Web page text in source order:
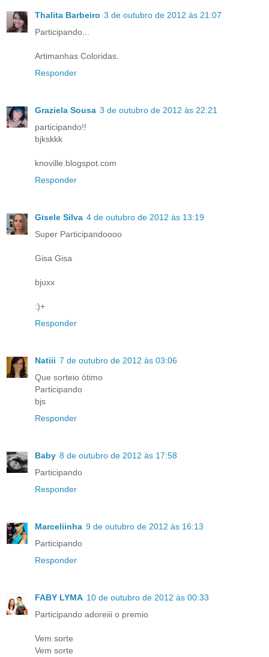
Thalita Barbeiro 3 de outubro de 2012 às 21:07
Participando...
Artimanhas Coloridas.
Responder
Graziela Sousa 3 de outubro de 2012 às 22:21
participando!!
bjkskkk
knoville.blogspot.com
Responder
Gisele Silva 4 de outubro de 2012 às 13:19
Super Participandoooo
Gisa Gisa
bjuxx
:)+
Responder
Natiii 7 de outubro de 2012 às 03:06
Que sorteio ótimo
Participando
bjs
Responder
Baby 8 de outubro de 2012 às 17:58
Participando
Responder
Marceliinha 9 de outubro de 2012 às 16:13
Participando
Responder
FABY LYMA 10 de outubro de 2012 às 00:33
Participando adoreiii o premio
Vem sorte
Vem sorte